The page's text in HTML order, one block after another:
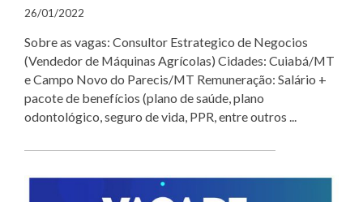
26/01/2022
Sobre as vagas: Consultor Estrategico de Negocios
(Vendedor de Máquinas Agrícolas) Cidades: Cuiabá/MT
e Campo Novo do Parecis/MT Remuneração: Salário +
pacote de benefícios (plano de saúde, plano
odontológico, seguro de vida, PPR, entre outros ...